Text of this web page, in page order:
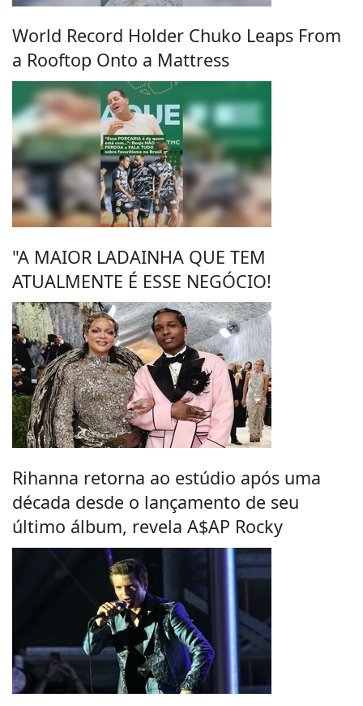
World Record Holder Chuko Leaps From
a Rooftop Onto a Mattress
"A MAIOR LADAINHA QUE TEM
ATUALMENTE É ESSE NEGÓCIO!
Rihanna retorna ao estúdio após uma
década desde o lançamento de seu
último álbum, revela A$AP Rocky